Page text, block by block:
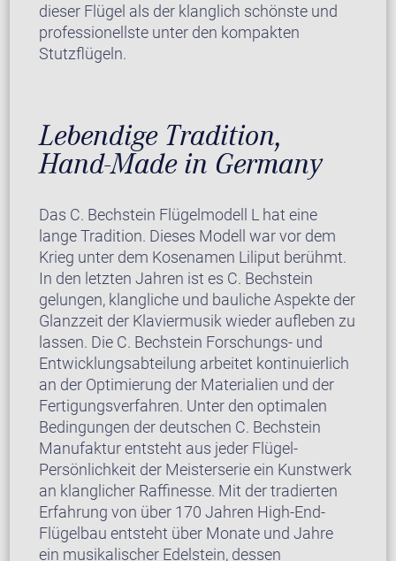
dieser Flügel als der klanglich schönste und
professionellste unter den kompakten
Stutzflügeln.
Lebendige Tradition,
Hand-Made in Germany
Das C. Bechstein Flügelmodell L hat eine
lange Tradition. Dieses Modell war vor dem
Krieg unter dem Kosenamen Liliput berühmt.
In den letzten Jahren ist es C. Bechstein
gelungen, klangliche und bauliche Aspekte der
Glanzzeit der Klaviermusik wieder aufleben zu
lassen. Die C. Bechstein Forschungs- und
Entwicklungsabteilung arbeitet kontinuierlich
an der Optimierung der Materialien und der
Fertigungsverfahren. Unter den optimalen
Bedingungen der deutschen C. Bechstein
Manufaktur entsteht aus jeder Flügel-
Persönlichkeit der Meisterserie ein Kunstwerk
an klanglicher Raffinesse. Mit der tradierten
Erfahrung von über 170 Jahren High-End-
Flügelbau entsteht über Monate und Jahre
ein musikalischer Edelstein, dessen